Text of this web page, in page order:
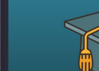
שחווים
כשמגבירים חלק
של אחרים.
אותנו, לאיזה
מאמינים שאנשים